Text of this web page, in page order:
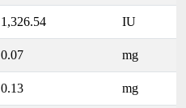
1,326.54 IU
0.07 mg
0.13 mg